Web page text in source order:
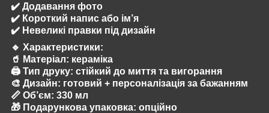
✔️ Додавання фото
✔️ Короткий напис або ім’я
✔️ Невеликі правки під дизайн
🔹 Характеристики:
🥤 Матеріал: кераміка
🖨️ Тип друку: стійкий до миття та вигорання
🎨 Дизайн: готовий + персоналізація за бажанням
📏 Об’єм: 330 мл
🎁 Подарункова упаковка: опційно